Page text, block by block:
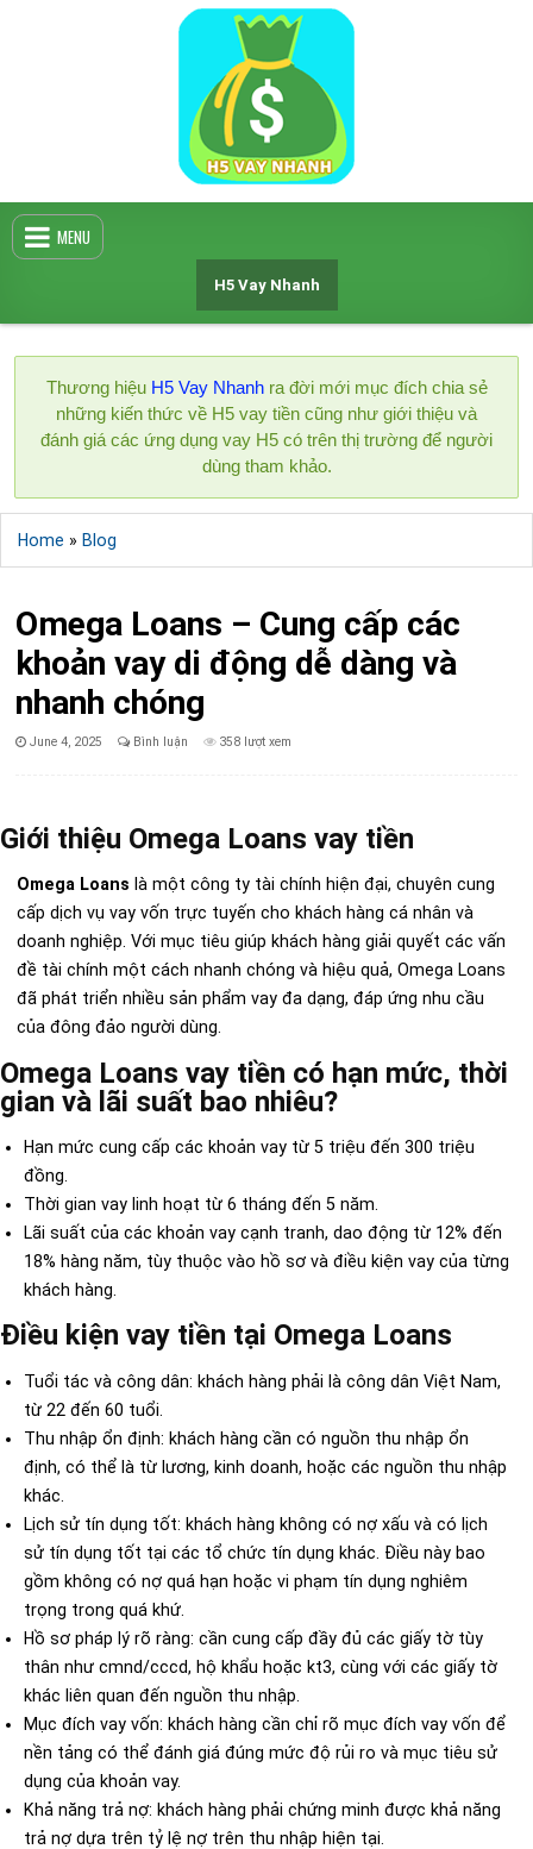
MENU
H5 Vay Nhanh
Thương hiệu H5 Vay Nhanhra đời mới mục đích chia sẻ
những kiến thức về H5 vay tiền cũng như giới thiệu và
đánh giá các ứng dụng vay H5 có trên thị trường để người
dùng tham khảo.
Home » Blog
Omega Loans – Cung cấp các
khoản vay di động dễ dàng và
nhanh chóng
Published
June 4, 2025 Bình luận 358 lượt xem
Giới thiệu Omega Loans vay tiền
Omega Loans là một công ty tài chính hiện đại, chuyên cung
cấp dịch vụ vay vốn trực tuyến cho khách hàng cá nhân và
doanh nghiệp. Với mục tiêu giúp khách hàng giải quyết các vấn
đề tài chính một cách nhanh chóng và hiệu quả, Omega Loans
đã phát triển nhiều sản phẩm vay đa dạng, đáp ứng nhu cầu
của đông đảo người dùng.
Omega Loans vay tiền có hạn mức, thời
gian và lãi suất bao nhiêu?
Hạn mức cung cấp các khoản vay từ 5 triệu đến 300 triệu
đồng.
Thời gian vay linh hoạt từ 6 tháng đến 5 năm.
Lãi suất của các khoản vay cạnh tranh, dao động từ 12% đến
18% hàng năm, tùy thuộc vào hồ sơ và điều kiện vay của từng
khách hàng.
Điều kiện vay tiền tại Omega Loans
Tuổi tác và công dân: khách hàng phải là công dân Việt Nam,
từ 22 đến 60 tuổi.
Thu nhập ổn định: khách hàng cần có nguồn thu nhập ổn
định, có thể là từ lương, kinh doanh, hoặc các nguồn thu nhập
khác.
Lịch sử tín dụng tốt: khách hàng không có nợ xấu và có lịch
sử tín dụng tốt tại các tổ chức tín dụng khác. Điều này bao
gồm không có nợ quá hạn hoặc vi phạm tín dụng nghiêm
trọng trong quá khứ.
Hồ sơ pháp lý rõ ràng: cần cung cấp đầy đủ các giấy tờ tùy
thân như cmnd/cccd, hộ khẩu hoặc kt3, cùng với các giấy tờ
khác liên quan đến nguồn thu nhập.
Mục đích vay vốn: khách hàng cần chỉ rõ mục đích vay vốn để
nền tảng có thể đánh giá đúng mức độ rủi ro và mục tiêu sử
dụng của khoản vay.
Khả năng trả nợ: khách hàng phải chứng minh được khả năng
trả nợ dựa trên tỷ lệ nợ trên thu nhập hiện tại.